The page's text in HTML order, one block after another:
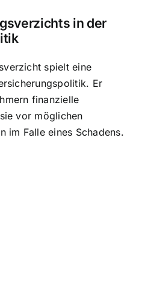
in der
spielt eine
Er
finanzielle
vor möglichen
im Falle eines Schadens.